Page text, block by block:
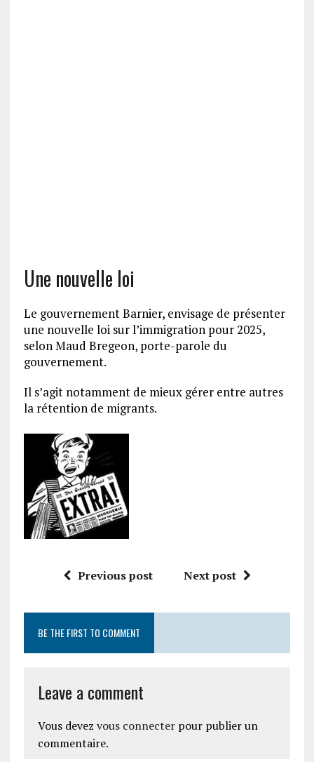
Une nouvelle loi
Le gouvernement Barnier, envisage de présenter
une nouvelle loi sur l’immigration pour 2025,
selon Maud Bregeon, porte-parole du
gouvernement.
Il s’agit notamment de mieux gérer entre autres
la rétention de migrants.
Previous post Next post
BE THE FIRST TO COMMENT
Leave a comment
Vous devez vous connecterpour publier un
commentaire.